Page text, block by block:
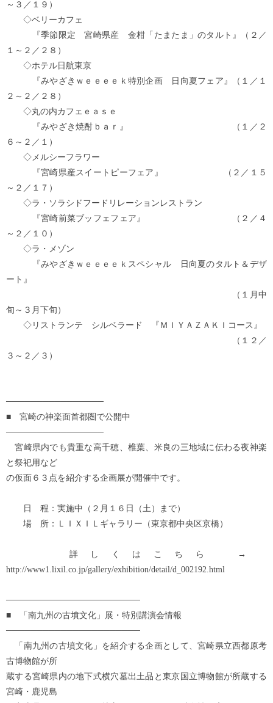
～３／１９）
◇ベリーカフェ
『季節限定 宮崎県産 金柑「たまたま」のタルト』（２／
１～２／２８）
◇ホテル日航東京
『みやざきｗｅｅｅｅｋ特別企画 日向夏フェア』（１／１
２～２／２８）
◇丸の内カフェｅａｓｅ
『みやざき焼酎ｂａｒ』 （１／２
６～２／１）
◇メルシーフラワー
『宮崎県産スイートピーフェア』 （２／１５
～２／１７）
◇ラ・ソラシドフードリレーションレストラン
『宮崎前菜ブッフェフェア』 （２／４
～２／１０）
◇ラ・メゾン
『みやざきｗｅｅｅｅｋスペシャル 日向夏のタルト＆デザ
ート』
（１月中
旬～３月下旬）
◇リストランテ シルベラード 『ＭＩＹＡＺＡＫＩコース』
（１２／
３～２／３）
────────────────
■ 宮崎の神楽面首都圏で公開中
────────────────
宮崎県内でも貴重な高千穂、椎葉、米良の三地域に伝わる夜神楽
と祭祀用など
の仮面６３点を紹介する企画展が開催中です。
日 程：実施中（２月１６日（土）まで）
場 所：ＬＩＸＩＬギャラリー（東京都中央区京橋）
詳しくはこちら →
http://www1.lixil.co.jp/gallery/exhibition/detail/d_002192.html
──────────────────────
■ 「南九州の古墳文化」展・特別講演会情報
──────────────────────
「南九州の古墳文化」を紹介する企画として、宮崎県立西都原考
古博物館が所
蔵する宮崎県内の地下式横穴墓出土品と東京国立博物館が所蔵する
宮崎・鹿児島